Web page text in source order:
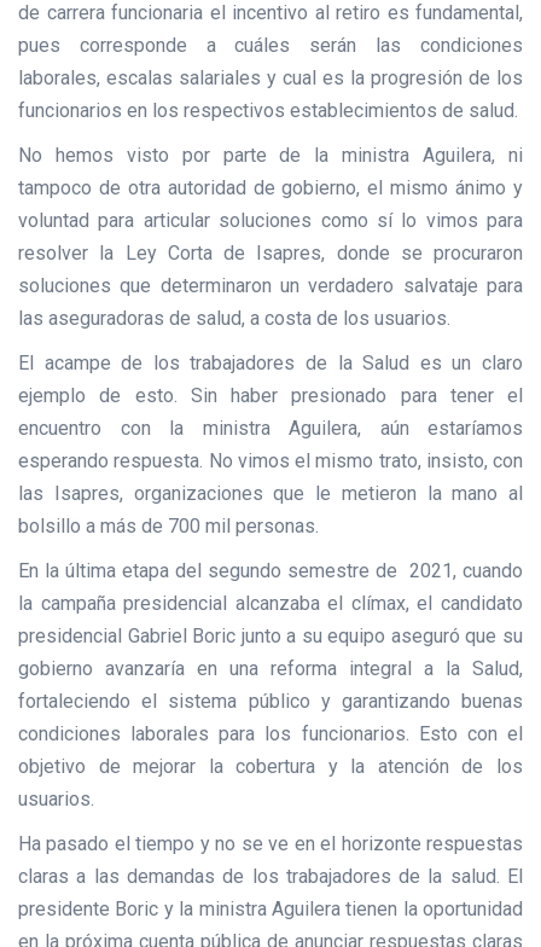
de carrera funcionaria el incentivo al retiro es fundamental,
pues corresponde a cuáles serán las condiciones
laborales, escalas salariales y cual es la progresión de los
funcionarios en los respectivos establecimientos de salud.
No hemos visto por parte de la ministra Aguilera, ni
tampoco de otra autoridad de gobierno, el mismo ánimo y
voluntad para articular soluciones como sí lo vimos para
resolver la Ley Corta de Isapres, donde se procuraron
soluciones que determinaron un verdadero salvataje para
las aseguradoras de salud, a costa de los usuarios.
El acampe de los trabajadores de la Salud es un claro
ejemplo de esto. Sin haber presionado para tener el
encuentro con la ministra Aguilera, aún estaríamos
esperando respuesta. No vimos el mismo trato, insisto, con
las Isapres, organizaciones que le metieron la mano al
bolsillo a más de 700 mil personas.
En la última etapa del segundo semestre de 2021, cuando
la campaña presidencial alcanzaba el clímax, el candidato
presidencial Gabriel Boric junto a su equipo aseguró que su
gobierno avanzaría en una reforma integral a la Salud,
fortaleciendo el sistema público y garantizando buenas
condiciones laborales para los funcionarios. Esto con el
objetivo de mejorar la cobertura y la atención de los
usuarios.
Ha pasado el tiempo y no se ve en el horizonte respuestas
claras a las demandas de los trabajadores de la salud. El
presidente Boric y la ministra Aguilera tienen la oportunidad
en la próxima cuenta pública de anunciar respuestas claras